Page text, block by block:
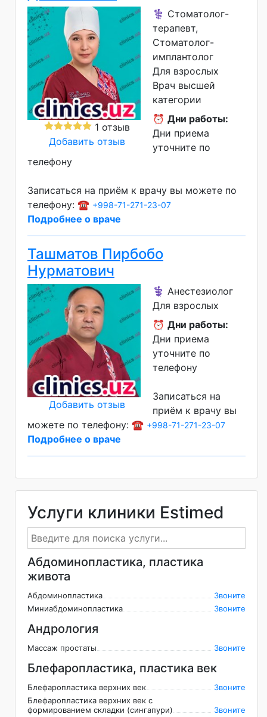
1 отзыв
Добавить отзыв
⚕️ Стоматолог-
терапевт,
Стоматолог-
имплантолог
Для взрослых
Врач высшей
категории
⏰ Дни работы:
Дни приема
уточните по
телефону
Записаться на приём к врачу вы можете по
телефону: ☎️ +998-71-271-23-07
Подробнее о враче
Ташматов Пирбобо
Нурматович
Добавить отзыв
⚕️ Анестезиолог
Для взрослых
⏰ Дни работы:
Дни приема
уточните по
телефону
Записаться на
приём к врачу вы
можете по телефону: ☎️ +998-71-271-23-07
Подробнее о враче
Услуги клиники Estimed
Абдоминопластика, пластика
живота
Абдоминопластика
Звоните
Миниабдоминопластика
Звоните
Андрология
Массаж простаты Звоните
Блефаропластика, пластика век
Блефаропластика верхних век
Звоните
Блефаропластика верхних век с
формированием складки (сингапури)
Звоните